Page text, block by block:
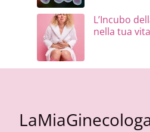
L’Incubo
nella tua vita